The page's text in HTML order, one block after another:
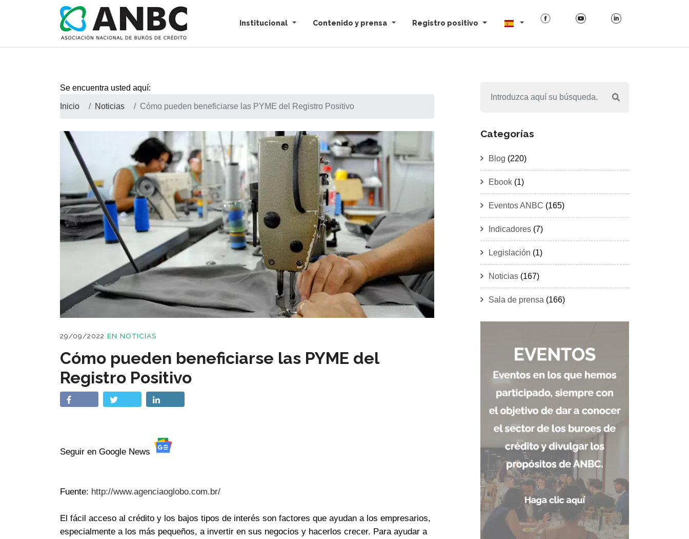
Institucional Contenido y prensa Registro positivo
Se encuentra usted aquí:
Inicio Noticias Cómo pueden beneficiarse las PYME del Registro Positivo
29/09/2022 EN NOTICIAS
Cómo pueden beneficiarse las PYME del
Registro Positivo
Seguir en Google News
Fuente: http://www.agenciaoglobo.com.br/
El fácil acceso al crédito y los bajos tipos de interés son factores que ayudan a los empresarios,
especialmente a los más pequeños, a invertir en sus negocios y hacerlos crecer. Para ayudar a
Categorías
Blog (220)
Ebook (1)
Eventos ANBC (165)
Indicadores (7)
Legislación (1)
Noticias (167)
Sala de prensa (166)